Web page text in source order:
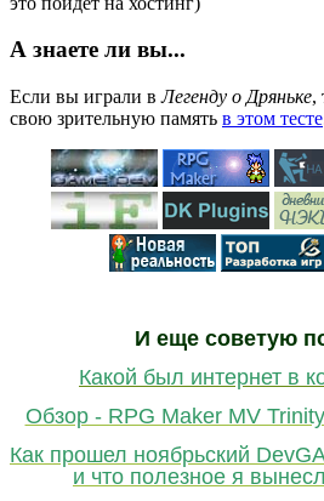
А знаете ли вы...
Если вы играли вЛегенду о Дряньке,
свою зрительную память в этом тесте
И еще советую
Какой был интернет в
Обзор - RPG Maker MV
Как прошел ноябрьский
и что полезное я